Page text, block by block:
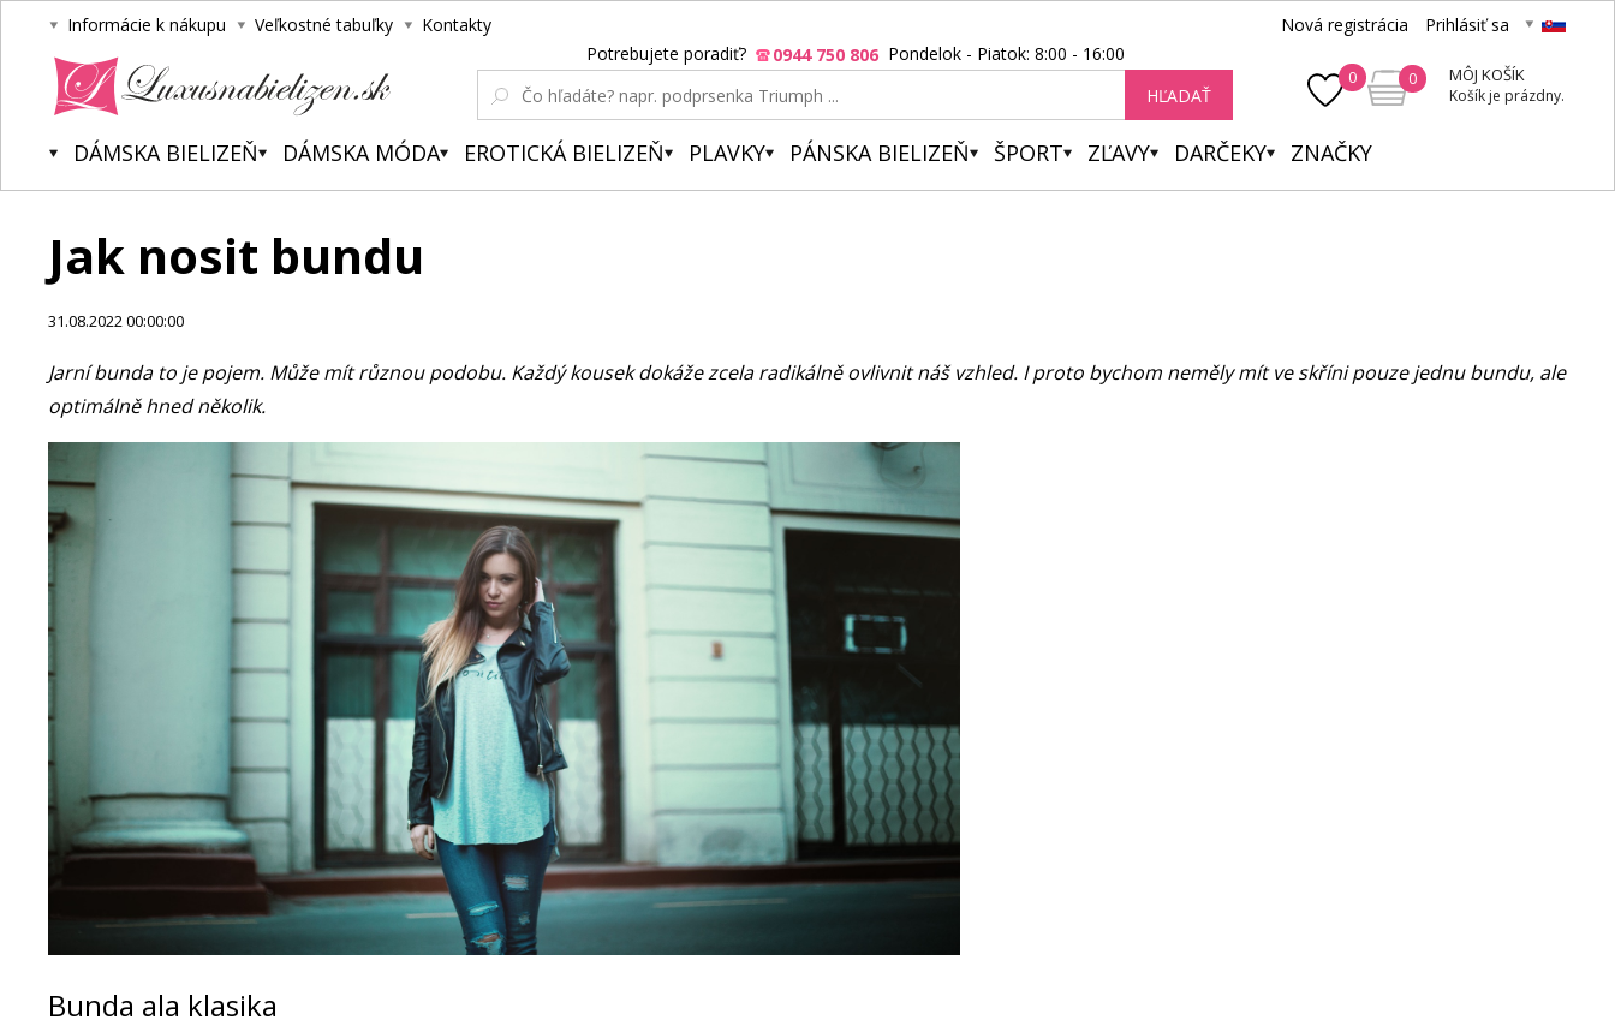
Informácie k nákupu Veľkostné tabuľky Kontakty Nová registrácia Prihlásiť sa
0 0 MÔJ KOŠÍK
Košík je prázdny.
Potrebujete poradiť? 0944 750 806 Pondelok - Piatok: 8:00 - 16:00
HĽADAŤ
DÁMSKA BIELIZEŇ DÁMSKA MÓDA EROTICKÁ BIELIZEŇ PLAVKY PÁNSKA BIELIZEŇ ŠPORT ZĽAVY DARČEKY ZNAČKY
Jak nosit bundu
31.08.2022 00:00:00
Jarní bunda to je pojem. Může mít různou podobu. Každý kousek dokáže zcela radikálně ovlivnit náš vzhled. I proto bychom neměly mít ve skříni pouze jednu bundu, ale
optimálně hned několik.
Bunda ala klasika